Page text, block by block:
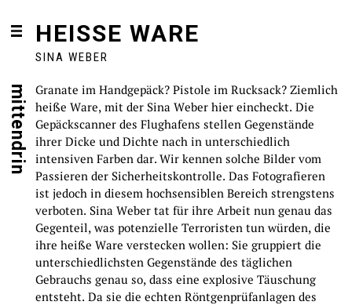
HEISSE WARE
SINA WEBER
Granate im Handgepäck? Pistole im Rucksack? Ziemlich
heiße Ware, mit der Sina Weber hier eincheckt. Die
Gepäckscanner des Flughafens stellen Gegenstände
ihrer Dicke und Dichte nach in unterschiedlich
intensiven Farben dar. Wir kennen solche Bilder vom
Passieren der Sicherheitskontrolle. Das Fotografieren
ist jedoch in diesem hochsensiblen Bereich strengstens
verboten. Sina Weber tat für ihre Arbeit nun genau das
Gegenteil, was potenzielle Terroristen tun würden, die
ihre heiße Ware verstecken wollen: Sie gruppiert die
unterschiedlichsten Gegenstände des täglichen
Gebrauchs genau so, dass eine explosive Täuschung
entsteht. Da sie die echten Röntgenprüfanlagen des
mittendrin